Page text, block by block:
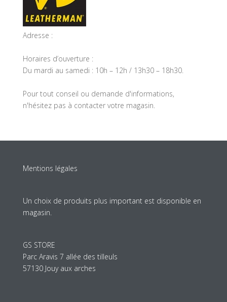
Adresse :
Horaires d’ouverture :
Du mardi au samedi : 10h – 12h / 13h30 – 18h30.
Pour tout conseil ou demande d'informations,
n'hésitez pas à contacter votre magasin.
Mentions légales
Un choix de produits plus important est disponible en
magasin.
GS STORE
Parc Aravis 7 allée des tilleuls
57130 Jouy aux arches